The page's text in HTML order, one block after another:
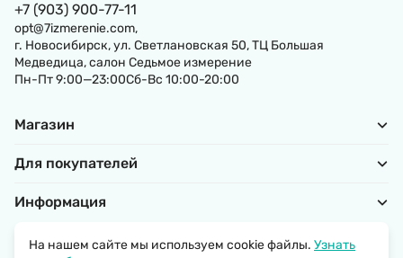
+7 (903) 900-77-11
opt@7izmerenie.com,
г. Новосибирск, ул. Светлановская 50, ТЦ Большая
Медведица, салон Седьмое измерение
Пн-Пт 9:00—23:00Сб-Вс 10:00-20:00
Магазин
Для покупателей
Информация
На нашем сайте мы используем cookie файлы. Узнать